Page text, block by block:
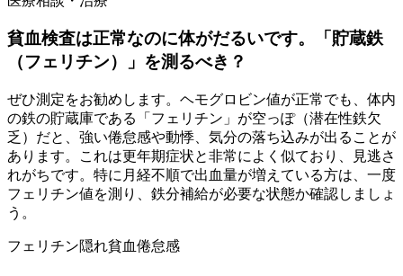
貧血検査は正常なのに体がだるいです。「貯蔵鉄
（フェリチン）」を測るべき？
ぜひ測定をお勧めします。ヘモグロビン値が正常でも、体内
の鉄の貯蔵庫である「フェリチン」が空っぽ（潜在性鉄欠
乏）だと、強い倦怠感や動悸、気分の落ち込みが出ることが
あります。これは更年期症状と非常によく似ており、見逃さ
れがちです。特に月経不順で出血量が増えている方は、一度
フェリチン値を測り、鉄分補給が必要な状態か確認しましょ
う。
フェリチン隠れ貧血倦怠感